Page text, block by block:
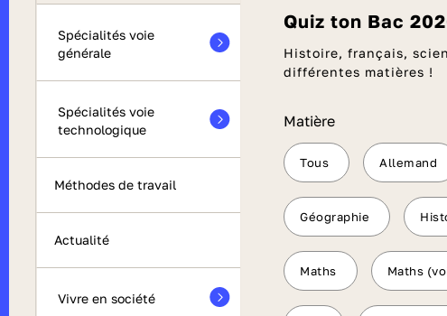
Spécialités voie
générale
Spécialités voie
technologique
Méthodes de travail
Actualité
Vivre en société
Quiz ton Bac
Histoire, français,
différentes matières !
Matière
Tous Allemand
Géographie
Maths Maths